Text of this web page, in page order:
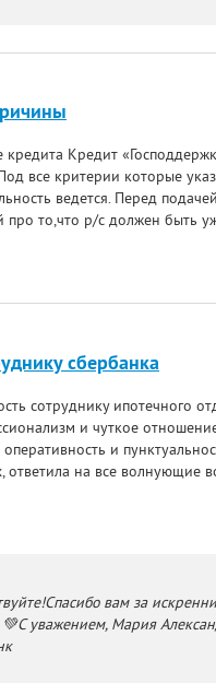
Кредит
все критерии которые
ведется. Перед
про то,что р/с должен быть
сбербанка
сотруднику ипотечного
и чуткое
и
ответила на все волнующие
вам за
💚С уважением, Мария